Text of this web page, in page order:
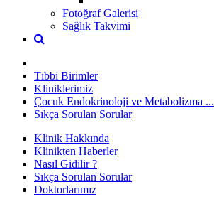
Fotoğraf Galerisi
Sağlık Takvimi
Tıbbi Birimler
Kliniklerimiz
Çocuk Endokrinoloji ve Metabolizma ...
Sıkça Sorulan Sorular
Klinik Hakkında
Klinikten Haberler
Nasıl Gidilir ?
Sıkça Sorulan Sorular
Doktorlarımız